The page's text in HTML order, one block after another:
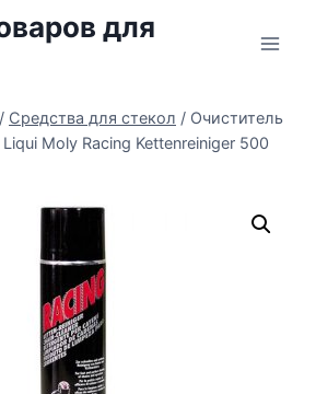
для
/ Средства для стекол / Очиститель
Moly Racing Kettenreiniger 500